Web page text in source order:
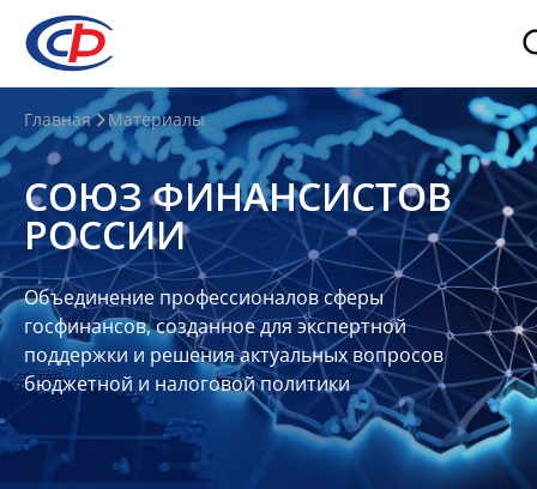
О
нас
О
СФР
Совет
Союза
Участники
Планы
отчеты
Контакты
Главная Материалы
СОЮЗ ФИНАНСИСТОВ
РОССИИ
Объединение профессионалов сферы
госфинансов, созданное для экспертной
поддержки и решения актуальных вопросов
бюджетной и налоговой политики